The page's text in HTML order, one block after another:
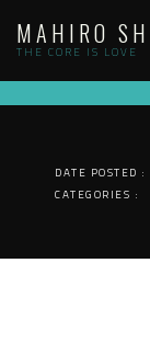
content
MAHIRO
THE CORE IS LOVE
DATE POSTED :
CATEGORIES :